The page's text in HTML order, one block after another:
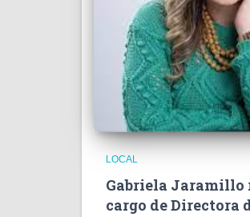
LOCAL
Gabriela Jaramillo
cargo de Directora